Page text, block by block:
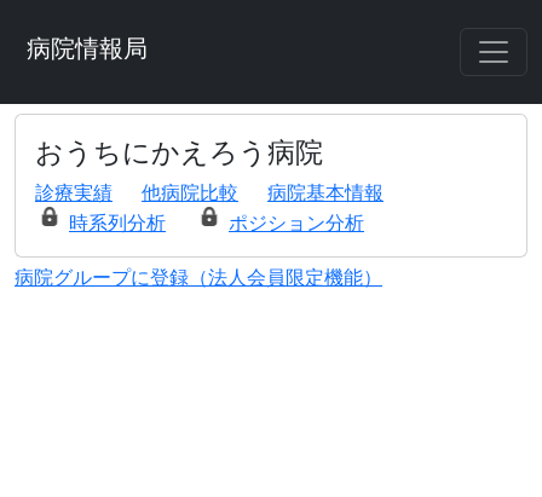
病院情報局
おうちにかえろう病院
診療実績 他病院比較
病院基本情報
時系列分析
ポジション分析
病院グループに登録（法人会員限定機能）